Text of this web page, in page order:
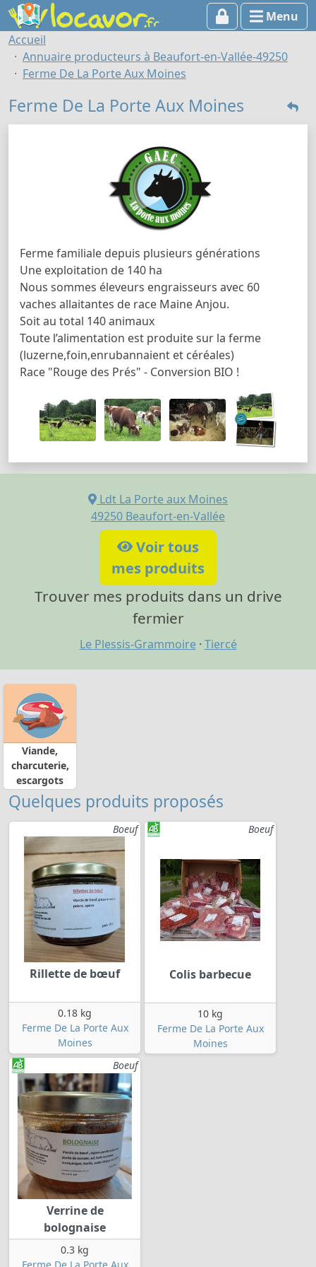
Menu
Accueil
Annuaire producteurs à Beaufort-en-Vallée-49250
Ferme De La Porte Aux Moines
Ferme De La Porte Aux Moines
Ferme familiale depuis plusieurs générations
Une exploitation de 140 ha
Nous sommes éleveurs engraisseurs avec 60
vaches allaitantes de race Maine Anjou.
Soit au total 140 animaux
Toute l’alimentation est produite sur la ferme
(luzerne,foin,enrubannaient et céréales)
Race "Rouge des Prés" - Conversion BIO !
Ldt La Porte aux Moines
49250 Beaufort-en-Vallée
Voir tous
mes produits
Trouver mes produits dans un drive
fermier
Le Plessis-Grammoire · Tiercé
Viande,
charcuterie,
escargots
Quelques produits proposés
Boeuf
Rillette de bœuf
0.18 kg
Ferme De La Porte Aux
Moines
Boeuf
Colis barbecue
10 kg
Ferme De La Porte Aux
Moines
Boeuf
Verrine de
bolognaise
0.3 kg